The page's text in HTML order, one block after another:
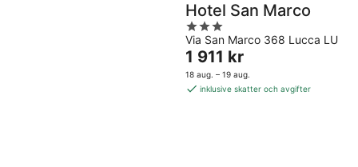
imorgon
natt,
aug.
helgen,
aug.
aug.
Hotel San Marco
3
out
of
5
Via San Marco 368 Lucca LU
Priset
är
1 911 kr
1 911 kr
18 aug. – 19 aug.
inklusive skatter och avgifter